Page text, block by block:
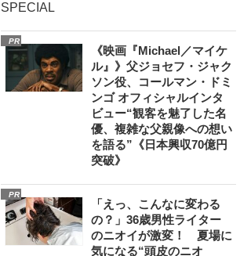
SPECIAL
PR
《映画『Michael／マイケ
ル』》父ジョセフ・ジャク
ソン役、コールマン・ドミ
ンゴ オフィシャルインタ
ビュー“観客を魅了した名
優、複雑な父親像への想い
を語る”《日本興収70億円
突破》
PR
「えっ、こんなに変わる
の？」36歳男性ライター
のニオイが激変！ 夏場に
気になる“頭皮のニオ